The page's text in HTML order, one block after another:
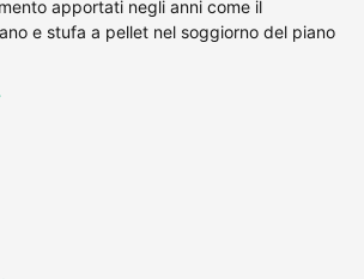
apportati negli anni come il
e stufa a pellet nel soggiorno del piano